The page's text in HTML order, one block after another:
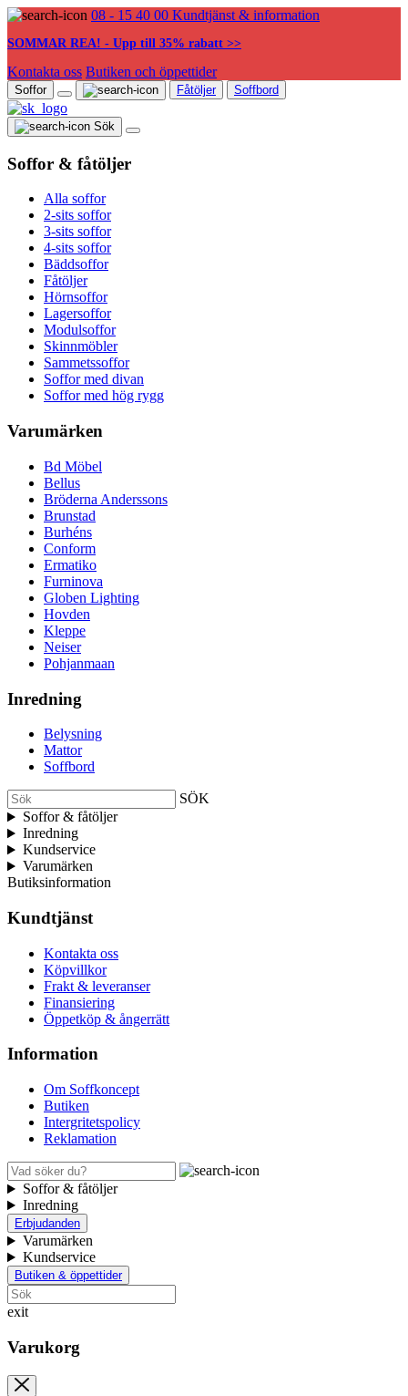
08 - 15 40 00 Kundtjänst & information
SOMMAR REA! - Upp till 35% rabatt >>
Kontakta oss Butiken och öppettider
Soffor Fåtöljer Soffbord
Sök
Soffor & fåtöljer
Alla soffor
2-sits soffor
3-sits soffor
4-sits soffor
Bäddsoffor
Fåtöljer
Hörnsoffor
Lagersoffor
Modulsoffor
Skinnmöbler
Sammetssoffor
Soffor med divan
Soffor med hög rygg
Varumärken
Bd Möbel
Bellus
Bröderna Anderssons
Brunstad
Burhéns
Conform
Ermatiko
Furninova
Globen Lighting
Hovden
Kleppe
Neiser
Pohjanmaan
Inredning
Belysning
Mattor
Soffbord
SÖK
Soffor & fåtöljer
Inredning
Kundservice
Varumärken
Butiksinformation
Kundtjänst
Kontakta oss
Köpvillkor
Frakt & leveranser
Finansiering
Öppetköp & ångerrätt
Information
Om Soffkoncept
Butiken
Intergritetspolicy
Reklamation
Soffor & fåtöljer
Inredning
Erbjudanden
Varumärken
Kundservice
Butiken & öppettider
exit
Varukorg